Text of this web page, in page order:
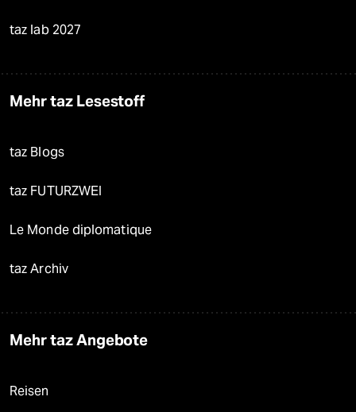
taz lab 2027
Mehr taz Lesestoff
taz Blogs
taz FUTURZWEI
Le Monde diplomatique
taz Archiv
Mehr taz Angebote
Reisen